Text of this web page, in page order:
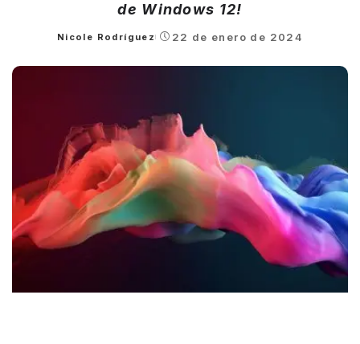
de Windows 12!
Posted
Nicole Rodríguez 22 de enero de 2024